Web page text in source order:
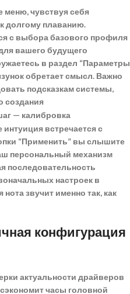
меню, чувствуя себя
долгому плаванию.
с выбора базового профиля
вашего будущего
в раздел “Параметры
обретает смысл. Важно
подсказкам системы,
создания
— калибровка
интуиция встречается с
“Применить” вы слышите
персональный механизм
последовательность
настроек в
звучит именно так, как
конфигурация
актуальности драйверов
часы головной